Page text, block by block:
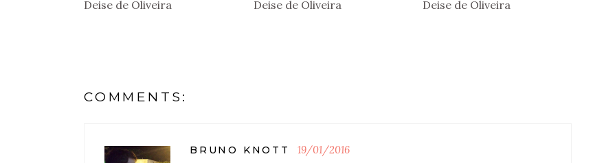
Deise de Oliveira
Deise de Oliveira
Deise de Oliveira
COMMENTS:
BRUNO KNOTT 19/01/2016